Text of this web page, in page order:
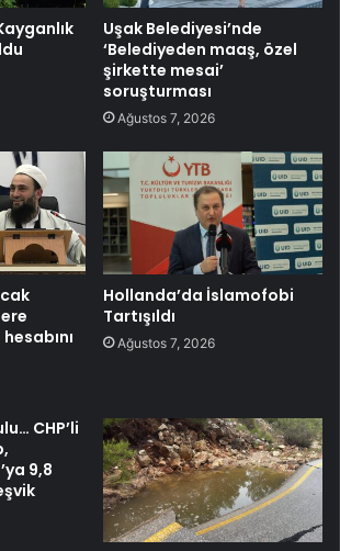
Uşak Belediyesi’nde
‘Belediyeden maaş, özel
şirkette mesai’
soruşturması
Ağustos 7, 2026
Hollanda’da İslamofobi
Tartışıldı
Ağustos 7, 2026
CHP’li
9,8